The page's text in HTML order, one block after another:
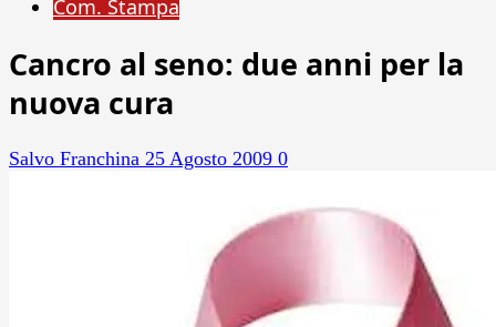
Com. Stampa
Cancro al seno: due anni per la
nuova cura
Salvo Franchina 25 Agosto 2009 0